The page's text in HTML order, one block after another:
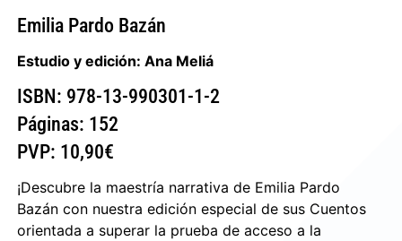
Emilia Pardo Bazán
Estudio y edición: Ana Meliá
ISBN: 978-13-990301-1-2
Páginas: 152
PVP: 10,90€
¡Descubre la maestría narrativa de Emilia Pardo
Bazán con nuestra edición especial de sus Cuentos
orientada a superar la prueba de acceso a la